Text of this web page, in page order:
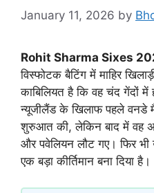
January 11, 2026 by
Rohit Sharma Sixes
विस्फोटक बैटिंग में माहिर
काबिलियत है कि वह चंद गेंदों
न्यूजीलैंड के खिलाफ पहले वनडे
शुरुआत की, लेकिन बाद में वह
और पवेलियन लौट गए। फिर
एक बड़ा कीर्तिमान बना दिया है।